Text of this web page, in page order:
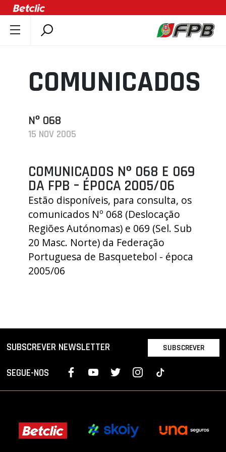
DOCUMENTOS
ÚLTIMAS
ASSOCIAÇÕES
CLUBES
AGENDA
SELEÇÕES
MINIBASQUETE
ÁREA TÉCNICA
PROJETOS
LIGA BETCLIC MASCULINA
LIGA BETCLIC FEMININA
COMUNICADOS
Nº 068
15 NOV 2005
COMUNICADOS Nº 068 E 069
DA FPB – ÉPOCA 2005/06
Estão disponíveis, para consulta, os
comunicados Nº 068 (Deslocação
Regiões Autónomas) e 069 (Sel. Sub
20 Masc. Norte) da Federação
Portuguesa de Basquetebol - época
2005/06
SUBSCREVER NEWSLETTER SUBSCREVER
SEGUE-NOS